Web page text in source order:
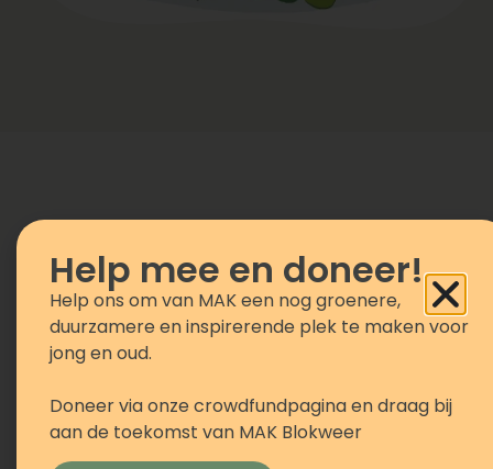
SDG #15: Gezonde bossen en rijke
biodiversiteit
Help mee en doneer!
Help ons om van MAK een nog groenere,
duurzamere en inspirerende plek te maken voor
jong en oud.
Doneer via onze crowdfundpagina en draag bij
aan de toekomst van MAK Blokweer